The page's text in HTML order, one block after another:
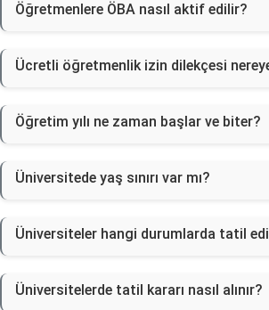
Öğretmenlere ÖBA nasıl aktif edilir?
Ücretli öğretmenlik izin dilekçesi
Öğretim yılı ne zaman başlar ve biter?
Üniversitede yaş sınırı var mı?
Üniversiteler hangi durumlarda tatil
Üniversitelerde tatil kararı nasıl alınır?